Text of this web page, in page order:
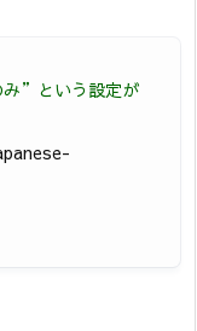
”という設定が